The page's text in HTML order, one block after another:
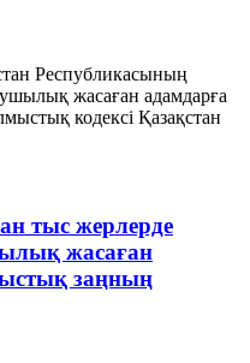
Республикасының
жасаған адамдарға
кодексi Қазақстан
тыс жерлерде
жасаған
заңның